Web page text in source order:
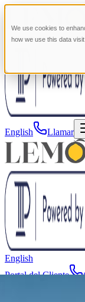
We use cookies to
how we use this data
English Llamar
English
Portal del Cliente